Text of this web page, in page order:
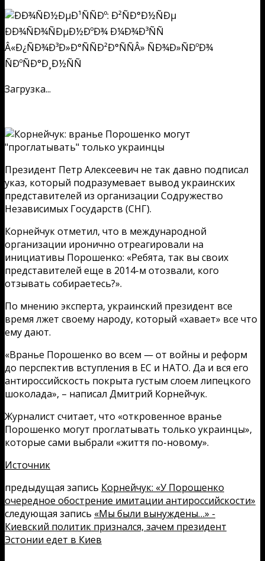
Загрузка...
Президент Петр Алексеевич не так давно подписал
указ, который подразумевает вывод украинских
представителей из организации Содружество
Независимых Государств (СНГ).
Корнейчук отметил, что в международной
организации иронично отреагировали на
инициативы Порошенко: «Ребята, так вы своих
представителей еще в 2014-м отозвали, кого
отзывать собираетесь?».
По мнению эксперта, украинский президент все
время лжет своему народу, который «хавает» все что
ему дают.
«Вранье Порошенко во всем — от войны и реформ
до перспектив вступления в ЕС и НАТО. Да и вся его
антироссийскость покрыта густым слоем липецкого
шоколада», – написал Дмитрий Корнейчук.
Журналист считает, что «откровенное вранье
Порошенко могут проглатывать только украинцы»,
которые сами выбрали «життя по-новому».
Источник
предыдущая запись Корнейчук: «У Порошенко
очередное обострение имитации антироссийскости»
следующая запись «Мы были вынуждены…» -
Киевский политик признался, зачем президент
Эстонии едет в Киев